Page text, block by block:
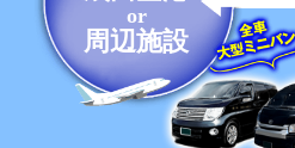
車種・荷物 お支払
or
周辺施設